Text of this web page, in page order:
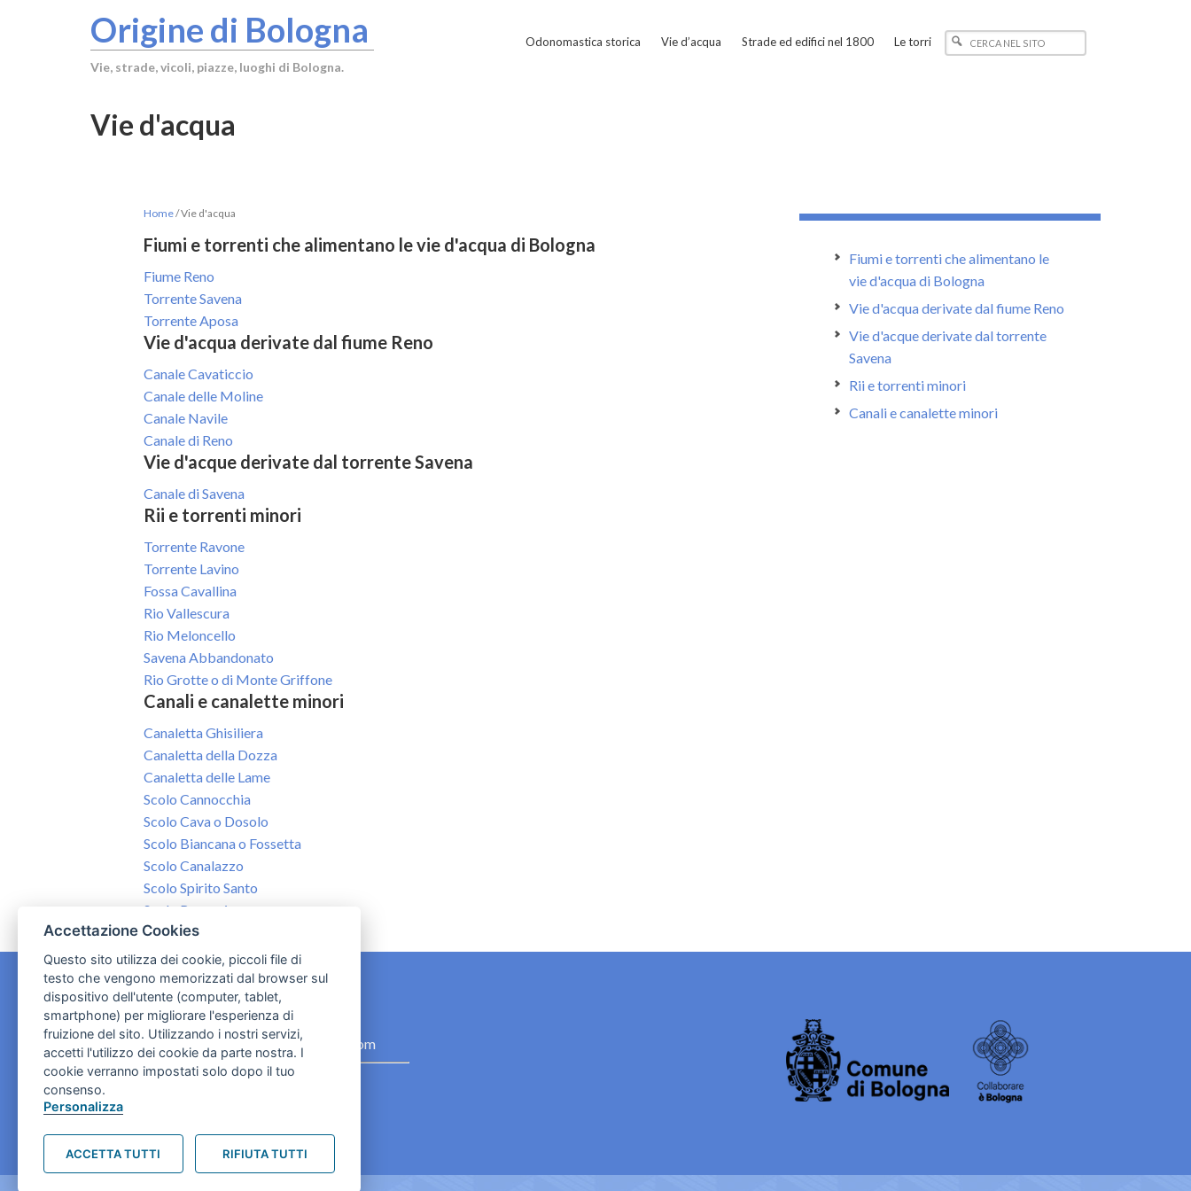
Origine di Bologna
Vie, strade, vicoli, piazze, luoghi di Bologna.
Odonomastica storica Vie d’acqua Strade ed edifici nel 1800 Le torri
Vie d'acqua
Home/Vie d'acqua
Fiumi e torrenti che alimentano le vie d'acqua di Bologna
Fiume Reno
Torrente Savena
Torrente Aposa
Vie d'acqua derivate dal fiume Reno
Canale Cavaticcio
Canale delle Moline
Canale Navile
Canale di Reno
Vie d'acque derivate dal torrente Savena
Canale di Savena
Rii e torrenti minori
Torrente Ravone
Torrente Lavino
Fossa Cavallina
Rio Vallescura
Rio Meloncello
Savena Abbandonato
Rio Grotte o di Monte Griffone
Canali e canalette minori
Canaletta Ghisiliera
Canaletta della Dozza
Canaletta delle Lame
Scolo Cannocchia
Scolo Cava o Dosolo
Scolo Biancana o Fossetta
Scolo Canalazzo
Scolo Spirito Santo
Scolo Ranuzzi
Scolo Calamosco
Fiumi e torrenti che alimentano le
vie d'acqua di Bologna
Vie d'acqua derivate dal fiume Reno
Vie d'acque derivate dal torrente
Savena
Rii e torrenti minori
Canali e canalette minori
CONTATTI
contact.originebologna@gmail.com
Cookies e informativa privacy
Accettazione Cookies
Questo sito utilizza dei cookie, piccoli file di
testo che vengono memorizzati dal browser sul
dispositivo dell'utente (computer, tablet,
smartphone) per migliorare l'esperienza di
fruizione del sito. Utilizzando i nostri servizi,
accetti l'utilizzo dei cookie da parte nostra. I
cookie verranno impostati solo dopo il tuo
consenso.
Personalizza
ACCETTA TUTTI RIFIUTA TUTTI